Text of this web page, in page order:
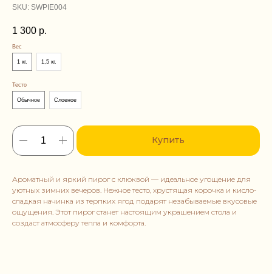
SKU: SWPIE004
1 300 р.
Вес
1 кг. 1,5 кг.
Тесто
Обычное Слоеное
Купить
Ароматный и яркий пирог с клюквой — идеальное угощение для
уютных зимних вечеров. Нежное тесто, хрустящая корочка и кисло-
сладкая начинка из терпких ягод подарят незабываемые вкусовые
ощущения. Этот пирог станет настоящим украшением стола и
создаст атмосферу тепла и комфорта.